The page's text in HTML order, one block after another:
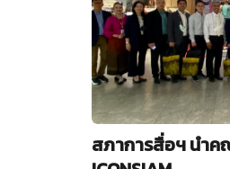
สภาการสื่อฯ นำ